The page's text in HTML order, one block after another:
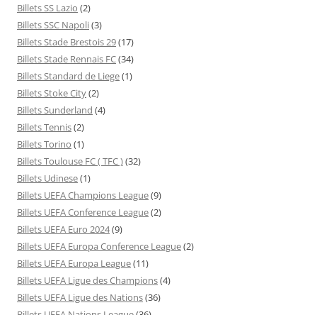
Billets SS Lazio (2)
Billets SSC Napoli(3)
Billets Stade Brestois 29(17)
Billets Stade Rennais FC(34)
Billets Standard de Liege(1)
Billets Stoke City(2)
Billets Sunderland (4)
Billets Tennis(2)
Billets Torino (1)
Billets Toulouse FC ( TFC )(32)
Billets Udinese(1)
Billets UEFA Champions League(9)
Billets UEFA Conference League(2)
Billets UEFA Euro 2024(9)
Billets UEFA Europa Conference League(2)
Billets UEFA Europa League(11)
Billets UEFA Ligue des Champions(4)
Billets UEFA Ligue des Nations(36)